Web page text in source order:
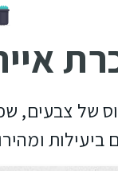
של צבעים,
ביעילות